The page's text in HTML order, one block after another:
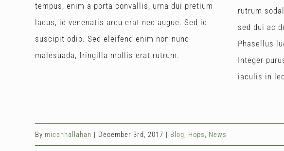
tempus, enim a porta convallis, urna dui pretium
lacus, id venenatis arcu erat nec augue. Sed id
suscipit odio. Sed eleifend enim non nunc
malesuada, fringilla mollis erat rutrum.
rutrum
sed dui ac
Phasellus
Integer
iaculis in
By micahhallahan | December 3rd, 2017 | Blog, Hops, News